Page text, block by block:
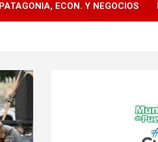
PATAGONIA, ECON. Y NEGOCIOS